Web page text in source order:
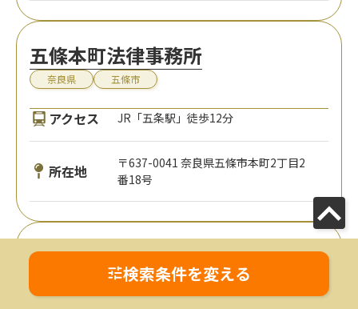
五條本町法律事務所
奈良県 五條市
アクセス JR「五条駅」徒歩12分
所在地
〒637-0041 奈良県五條市本町2丁目2
番18号
上松法律事務所
奈良市
検索条件を変える